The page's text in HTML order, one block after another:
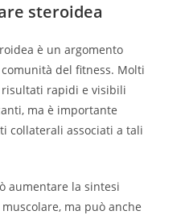
steroidea
è un argomento
del fitness. Molti
rapidi e visibili
ma è importante
collaterali associati a tali
aumentare la sintesi
ma può anche